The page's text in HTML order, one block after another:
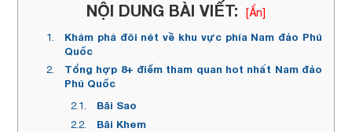
NỘI DUNG BÀI VIẾT:
[Ẩn]
Khám phá đôi nét về khu vực phía Nam đảo Phú
Quốc
Tổng hợp 8+ điểm tham quan hot nhất Nam đảo
Phú Quốc
Bãi Sao
Bãi Khem